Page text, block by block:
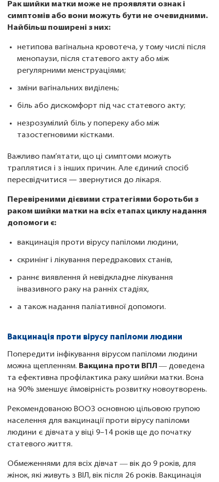
Рак шийки матки може не проявляти ознак і
симптомів або вони можуть бути не очевидними.
Найбільш поширені з них:
нетипова вагінальна кровотеча, у тому числі після
менопаузи, після статевого акту або між
регулярними менструаціями;
зміни вагінальних виділень;
біль або дискомфорт під час статевого акту;
незрозумілий біль у попереку або між
тазостегновими кістками.
Важливо пам’ятати, що ці симптоми можуть
траплятися і з інших причин. Але єдиний спосіб
пересвідчитися — звернутися до лікаря.
Перевіреними дієвими стратегіями боротьби з
раком шийки матки на всіх етапах циклу надання
допомоги є:
вакцинація проти вірусу папіломи людини,
скринінг і лікування передракових станів,
раннє виявлення й невідкладне лікування
інвазивного раку на ранніх стадіях,
а також надання паліативної допомоги.
Вакцинація проти вірусу папіломи людини
Попередити інфікування вірусом папіломи людини
можна щепленням. Вакцина проти ВПЛ ― доведена
та ефективна профілактика раку шийки матки. Вона
на 90% зменшує ймовірність розвитку новоутворень.
Рекомендованою ВООЗ основною цільовою групою
населення для вакцинації проти вірусу папіломи
людини є дівчата у віці 9–14 років ще до початку
статевого життя.
Обмеженнями для всіх дівчат ― вік до 9 років, для
жінок, які живуть з ВІЛ, вік після 26 років. Вакцинація